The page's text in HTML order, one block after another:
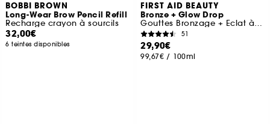
BOBBI BROWN
Long-Wear Brow Pencil Refill
Recharge crayon à sourcils
32,00€
6 teintes disponibles
FIRST AID BEAUTY
Bronze + Glow Drop
Gouttes Bronzage + Eclat à la Niacinamide
51
29,90€
99,67€ / 100ml